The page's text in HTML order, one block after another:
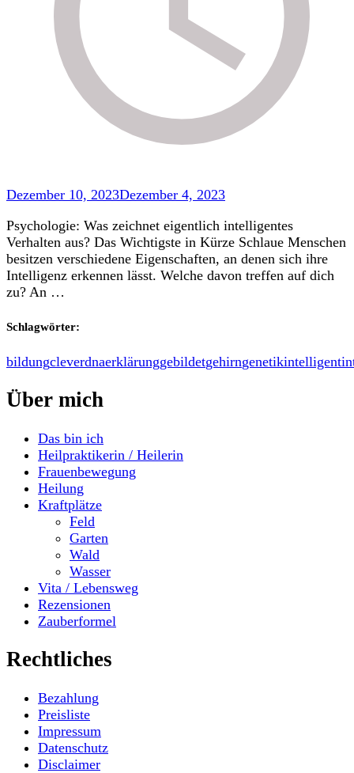
Dezember 10, 2023Dezember 4, 2023
Psychologie: Was zeichnet eigentlich intelligentes
Verhalten aus? Das Wichtigste in Kürze Schlaue Menschen
besitzen verschiedene Eigenschaften, an denen sich ihre
Intelligenz erkennen lässt. Welche davon treffen auf dich
zu? An …
Schlagwörter:
bildungcleverdnaerklärunggebildetgehirngenetikintelligent
Über mich
Das bin ich
Heilpraktikerin / Heilerin
Frauenbewegung
Heilung
Kraftplätze
Feld
Garten
Wald
Wasser
Vita / Lebensweg
Rezensionen
Zauberformel
Rechtliches
Bezahlung
Preisliste
Impressum
Datenschutz
Disclaimer